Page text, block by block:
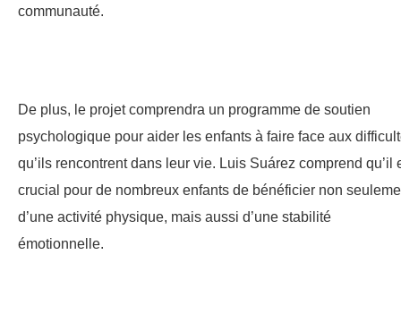
communauté.
De plus, le projet comprendra un programme de soutien
psychologique pour aider les enfants à faire face aux
qu’ils rencontrent dans leur vie. Luis Suárez comprend qu’il
crucial pour de nombreux enfants de bénéficier non
d’une activité physique, mais aussi d’une stabilité
émotionnelle.